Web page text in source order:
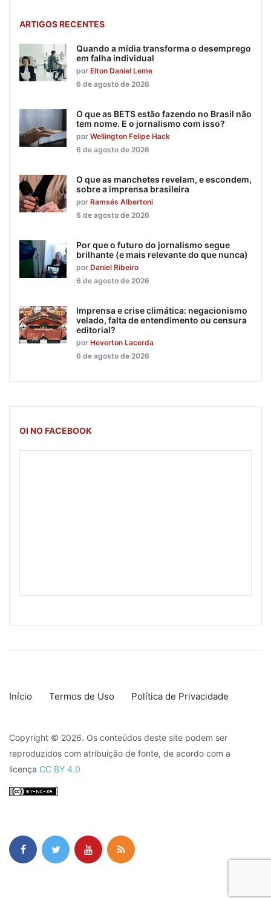
ARTIGOS RECENTES
Quando a mídia transforma o desemprego
em falha individual
por Elton Daniel Leme
6 de agosto de 2026
O que as BETS estão fazendo no Brasil não
tem nome. E o jornalismo com isso?
por Wellington Felipe Hack
6 de agosto de 2026
O que as manchetes revelam, e escondem,
sobre a imprensa brasileira
por Ramsés Albertoni
6 de agosto de 2026
Por que o futuro do jornalismo segue
brilhante (e mais relevante do que nunca)
por Daniel Ribeiro
6 de agosto de 2026
Imprensa e crise climática: negacionismo
velado, falta de entendimento ou censura
editorial?
por Heverton Lacerda
6 de agosto de 2026
OI NO FACEBOOK
Início Termos de Uso Política de Privacidade
Copyright © 2026. Os conteúdos deste site podem ser
reproduzidos com atribuição de fonte, de acordo com a
licença CC BY 4.0